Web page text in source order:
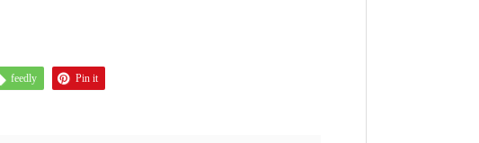
feedly Pin it